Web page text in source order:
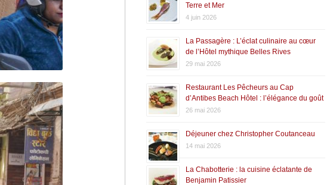
Terre et Mer
4 juin 2026
La Passagère : L’éclat culinaire au cœur
de l’Hôtel mythique Belles Rives
29 mai 2026
Restaurant Les Pêcheurs au Cap
d’Antibes Beach Hôtel : l’élégance du goût
26 mai 2026
Déjeuner chez Christopher Coutanceau
14 mai 2026
La Chabotterie : la cuisine éclatante de
Benjamin Patissier